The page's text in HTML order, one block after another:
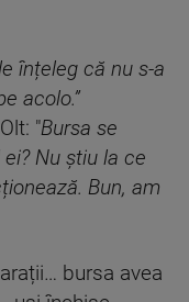
înțeleg că nu s-a
acolo.”
"Bursa se
Nu știu la ce
Bun, am
bursa avea